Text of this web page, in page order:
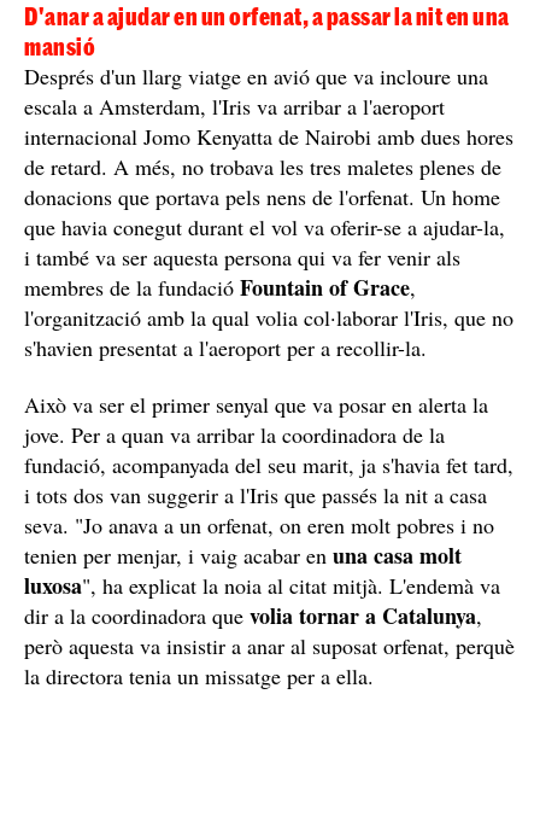
D'anar a ajudar en un orfenat, a passar la nit en una
mansió
Després d'un llarg viatge en avió que va incloure una
escala a Amsterdam, l'Iris va arribar a l'aeroport
internacional Jomo Kenyatta de Nairobi amb dues hores
de retard. A més, no trobava les tres maletes plenes de
donacions que portava pels nens de l'orfenat. Un home
que havia conegut durant el vol va oferir-se a ajudar-la,
i també va ser aquesta persona qui va fer venir als
membres de la fundació Fountain of Grace,
l'organització amb la qual volia col·laborar l'Iris, que no
s'havien presentat a l'aeroport per a recollir-la.